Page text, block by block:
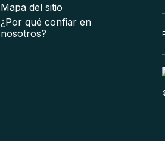
Mapa del sitio
¿Por qué confiar en
nosotros?